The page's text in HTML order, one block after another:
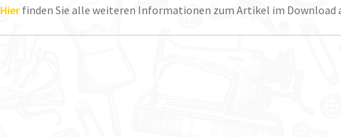
Hier finden Sie alle weiteren Informationen zum Artikel im Download